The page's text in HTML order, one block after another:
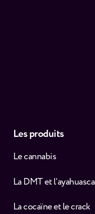
Les produits
Le cannabis
La DMT et l’ayahuasca
La cocaïne et le crack